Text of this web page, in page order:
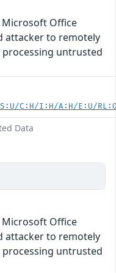
Office
attacker to remotely
processing untrusted
C:H/I:H/A:H/E:U/
Data
Office
attacker to remotely
processing untrusted